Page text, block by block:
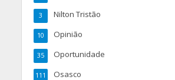
Nilton Tristão
3
Opinião
10
Oportunidade
35
Osasco
111